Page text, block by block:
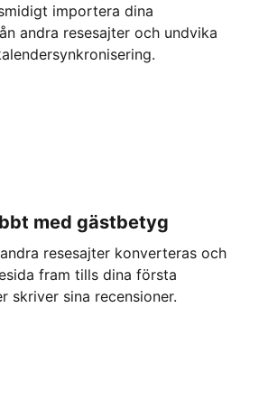
importera dina
andra resesajter och undvika
med gästbetyg
resesajter konverteras och
fram tills dina första
skriver sina recensioner.